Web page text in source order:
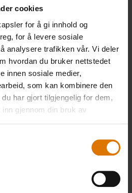
cookies
for å gi innhold og
for å levere sosiale
analysere trafikken vår. Vi deler
hvordan du bruker nettstedet
innen sosiale medier,
som kan kombinere den
har gjort tilgjengelig for dem,
gjennom din bruk av
det enkelt
tilbehør
Røkeflis –
Storfekjøtt